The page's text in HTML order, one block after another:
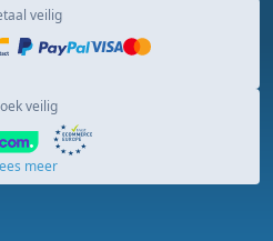
veilig
veilig
meer